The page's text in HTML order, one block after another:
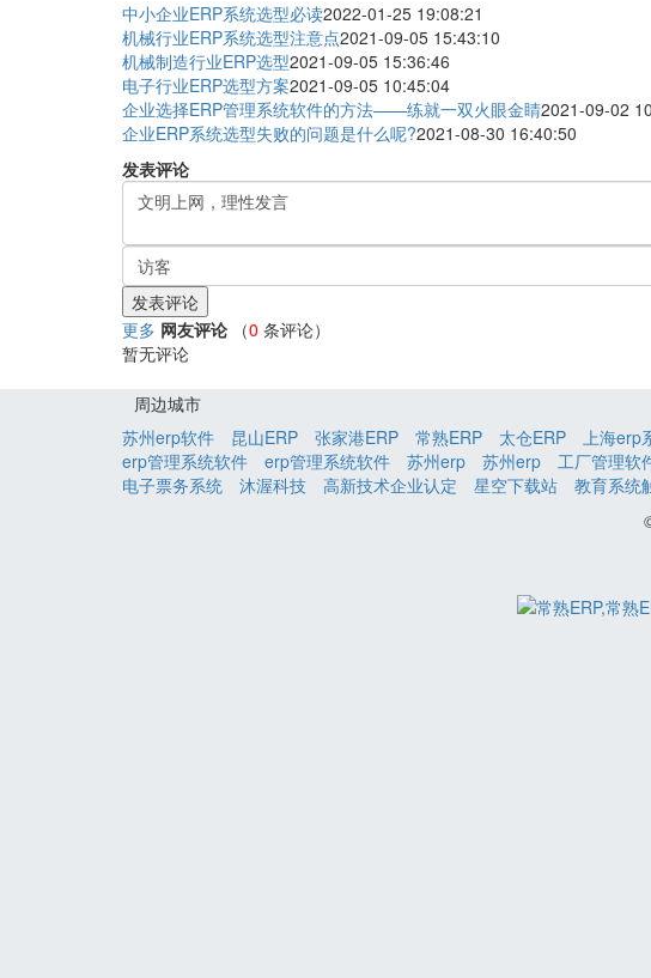
中小企业ERP系统选型必读2022-01-25 19:08:21
机械行业ERP系统选型注意点2021-09-05 15:43:10
机械制造行业ERP选型2021-09-05 15:36:46
电子行业ERP选型方案2021-09-05 10:45:04
企业选择ERP管理系统软件的方法——练就一双火眼金睛2021-09-02
企业ERP系统选型失败的问题是什么呢?2021-08-30 16:40:50
发表评论
更多 网友评论 （0 条评论）
暂无评论
周边城市
苏州erp软件
昆山ERP 张家港ERP 常熟ERP 太仓ERP 上海erp
erp管理系统软件
erp管理系统软件 苏州erp 苏州erp 工厂管理软
电子票务系统
沐渥科技 高新技术企业认定 星空下载站 教育系统